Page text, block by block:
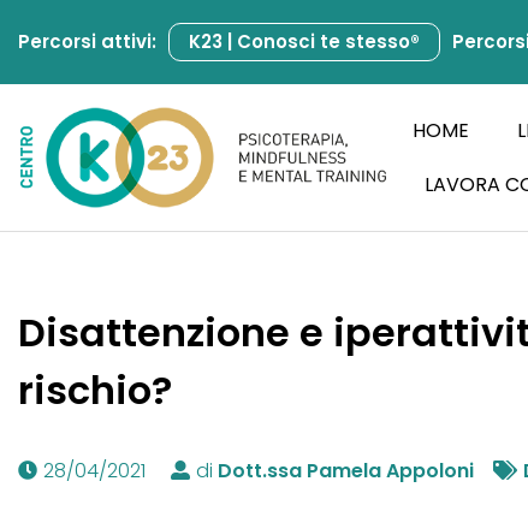
al
contenuto
Percorsi attivi: K23 | Conosci te stesso®
HOME
LAVORA
Disattenzione e
rischio?
28/04/2021 di Dott.ssa Pamela Appoloni